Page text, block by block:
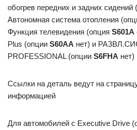
обогрев передних и задних сидений
Автономная система отопления
Функция телевидения (опция S601A
Plus (опции S60AA нет) и
PROFESSIONAL (опции S6FHA нет)
Ссылки на деталь ведут на
информацией
Для автомобилей с Executive Drive